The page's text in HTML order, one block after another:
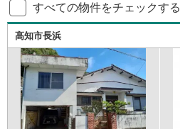
すべての物件をチェックする
高知市長浜